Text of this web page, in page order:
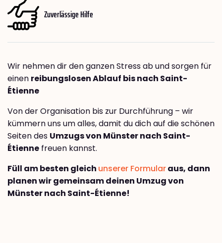
Zuverlässige Hilfe
Wir nehmen dir den ganzen Stress ab und sorgen für
einen reibungslosen Ablauf bis nach Saint-
Étienne
Von der Organisation bis zur Durchführung – wir
kümmern uns um alles, damit du dich auf die schönen
Seiten des Umzugs von Münster nach Saint-
Étienne freuen kannst.
Füll am besten gleich unserer Formularaus, dann
planen wir gemeinsam deinen Umzug von
Münster nach Saint-Étienne!